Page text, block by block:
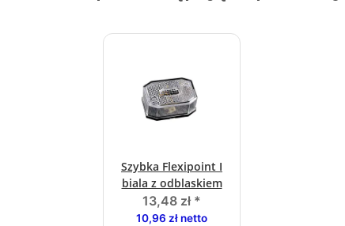
Szybka Flexipoint I
biala z odblaskiem
13,48 zł *
10,96 zł netto